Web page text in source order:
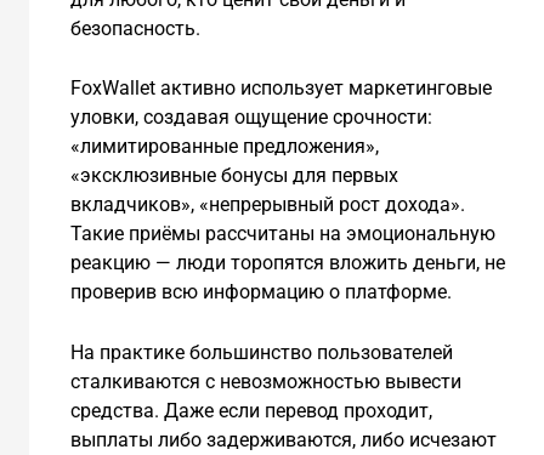
безопасность.
FoxWallet активно использует маркетинговые
уловки, создавая ощущение срочности:
«лимитированные предложения»,
«эксклюзивные бонусы для первых
вкладчиков», «непрерывный рост дохода».
Такие приёмы рассчитаны на эмоциональную
реакцию — люди торопятся вложить деньги, не
проверив всю информацию о платформе.
На практике большинство пользователей
сталкиваются с невозможностью вывести
средства. Даже если перевод проходит,
выплаты либо задерживаются, либо исчезают